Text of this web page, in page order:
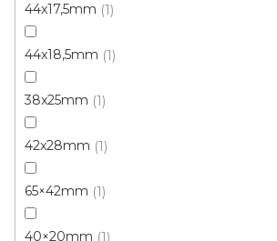
44x17,5mm 1
44x18,5mm 1
38x25mm 1
42x28mm 1
65×42mm 1
40×20mm 1